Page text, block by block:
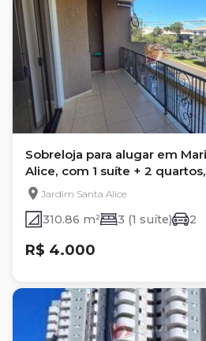
Sobreloja para alugar em
Alice, com 1 suíte + 2
Jardim Santa Alice
310.86 m² 3 (1 suíte) 2
R$ 4.000